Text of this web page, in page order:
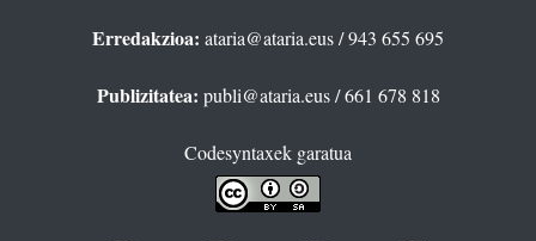
Erredakzioa: ataria@ataria.eus/ 943 655 695
Publizitatea: publi@ataria.eus/ 661 678 818
Codesyntaxek garatua